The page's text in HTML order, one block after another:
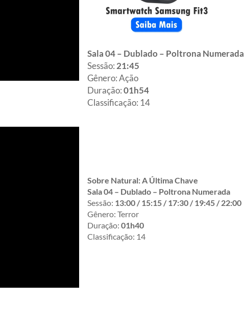
Sala 04 – Dublado – Poltrona Numerada
Sessão: 21:45
Gênero: Ação
Duração:01h54
Classificação: 14
Sobre Natural: A Última Chave
Sala 04 – Dublado – Poltrona Numerada
Sessão: 13:00 / 15:15 / 17:30 / 19:45 / 22:00
Gênero: Terror
Duração: 01h40
Classificação: 14